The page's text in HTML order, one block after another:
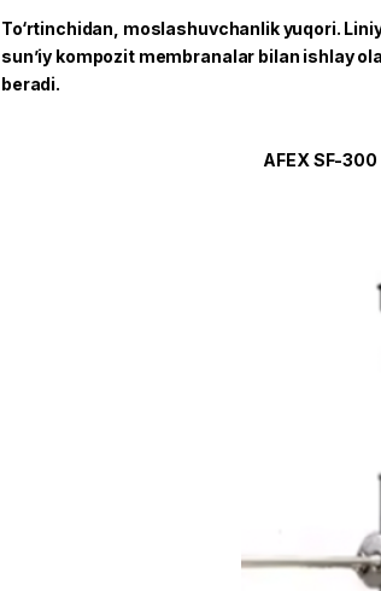
To‘rtinchidan, moslashuvchanlik yuqori.
sun’iy kompozit membranalar bilan ishlay
beradi.
AFEX SF-